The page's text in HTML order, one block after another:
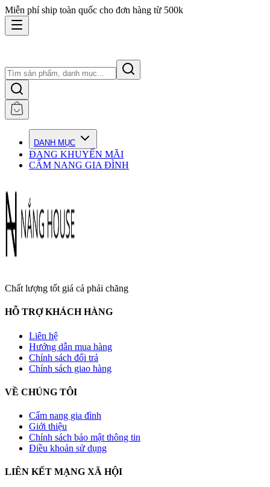
Miễn phí ship toàn quốc cho đơn hàng từ 500k
DANH MỤC
ĐANG KHUYẾN MÃI
CẨM NANG GIA ĐÌNH
Chất lượng tốt giá cả phải chăng
HỖ TRỢ KHÁCH HÀNG
Liên hệ
Hướng dẫn mua hàng
Chính sách đổi trả
Chính sách giao hàng
VỀ CHÚNG TÔI
Cẩm nang gia đình
Giới thiệu
Chính sách bảo mật thông tin
Điều khoản sử dụng
LIÊN KẾT MẠNG XÃ HỘI